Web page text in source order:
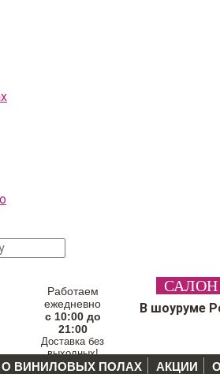
Работаем
ежедневно
с 10:00 до
21:00
Доставка без
выходных!
В шоуруме
О ВИНИЛОВЫХ ПОЛАХ АКЦИИ